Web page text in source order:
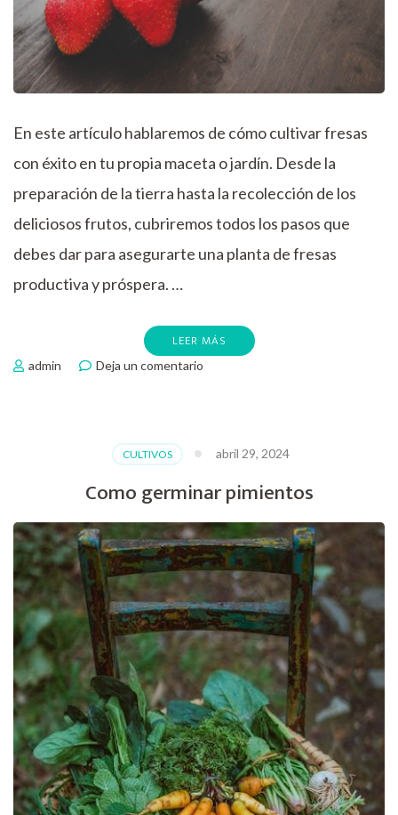
En este artículo hablaremos de cómo cultivar fresas
con éxito en tu propia maceta o jardín. Desde la
preparación de la tierra hasta la recolección de los
deliciosos frutos, cubriremos todos los pasos que
debes dar para asegurarte una planta de fresas
productiva y próspera. …
LEER MÁS
admin Deja un comentario
CULTIVOS abril 29, 2024
Como germinar pimientos